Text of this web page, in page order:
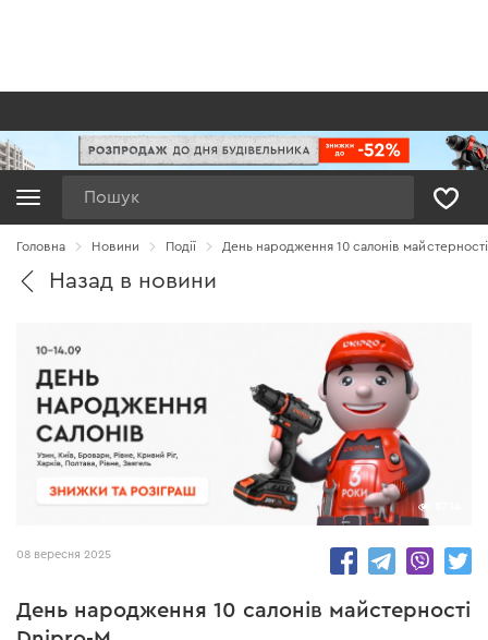
Головна Новини Події День народження 10 салонів
Назад в новини
08 вересня 2025
День народження 10 салонів майстерності